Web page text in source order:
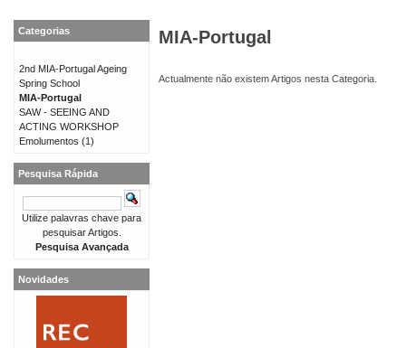
MIA-Portugal
Actualmente não existem Artigos nesta Categoria.
Categorias
2nd MIA-Portugal Ageing
Spring School
MIA-Portugal
SAW - SEEING AND
ACTING WORKSHOP
Emolumentos (1)
Pesquisa Rápida
Utilize palavras chave para
pesquisar Artigos.
Pesquisa Avançada
Novidades